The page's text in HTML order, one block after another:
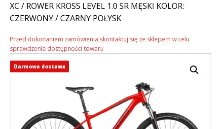
XC / ROWER KROSS LEVEL 1.0 SR MĘSKI KOLOR:
CZERWONY / CZARNY POŁYSK
Przed dokonaniem zamówienia skontaktuj się ze sklepem w celu
sprawdzenia dostępności towaru
Darmowa dostawa